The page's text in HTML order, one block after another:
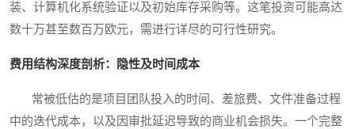
装、计算机化系统验证以及初始库存采购等。这笔投资可能高达
数十万甚至数百万欧元，需进行详尽的可行性研究。
费用结构深度剖析：隐性及时间成本
常被低估的是项目团队投入的时间、差旅费、文件准备过程
中的迭代成本，以及因审批延迟导致的商业机会损失。一个完整